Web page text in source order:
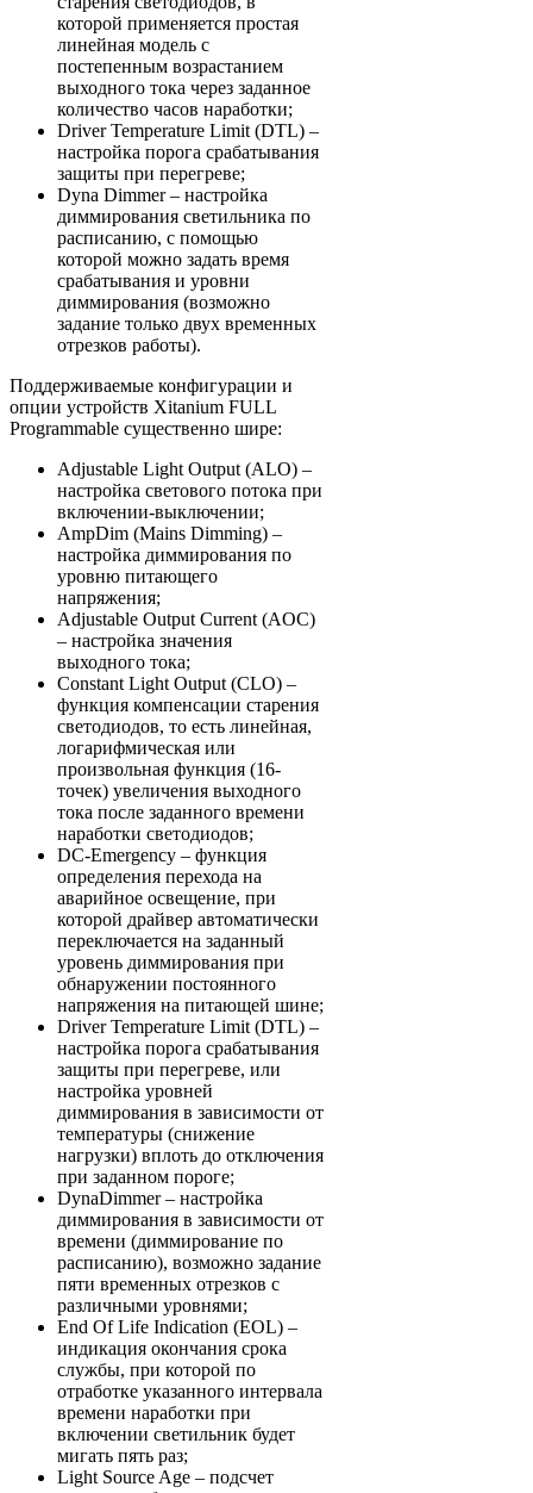
которой применяется простая
линейная модель с
постепенным возрастанием
выходного тока через заданное
количество часов наработки;
Driver Temperature Limit (DTL) –
настройка порога срабатывания
защиты при перегреве;
Dyna Dimmer – настройка
диммирования светильника по
расписанию, с помощью
которой можно задать время
срабатывания и уровни
диммирования (возможно
задание только двух временных
отрезков работы).
Поддерживаемые конфигурации и
опции устройств Xitanium FULL
Programmable существенно шире:
Adjustable Light Output (ALO) –
настройка светового потока при
включении-выключении;
AmpDim (Mains Dimming) –
настройка диммирования по
уровню питающего
напряжения;
Adjustable Output Current (AOC)
– настройка значения
выходного тока;
Constant Light Output (CLO) –
функция компенсации старения
светодиодов, то есть линейная,
логарифмическая или
произвольная функция (16-
точек) увеличения выходного
тока после заданного времени
наработки светодиодов;
DC-Emergency – функция
определения перехода на
аварийное освещение, при
которой драйвер автоматически
переключается на заданный
уровень диммирования при
обнаружении постоянного
напряжения на питающей шине;
Driver Temperature Limit (DTL) –
настройка порога срабатывания
защиты при перегреве, или
настройка уровней
диммирования в зависимости от
температуры (снижение
нагрузки) вплоть до отключения
при заданном пороге;
DynaDimmer – настройка
диммирования в зависимости от
времени (диммирование по
расписанию), возможно задание
пяти временных отрезков с
различными уровнями;
End Of Life Indication (EOL) –
индикация окончания срока
службы, при которой по
отработке указанного интервала
времени наработки при
включении светильник будет
мигать пять раз;
Light Source Age – подсчет